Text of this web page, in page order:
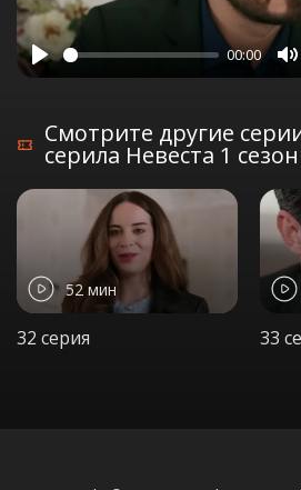
Play
00:00
Смотрите другие
серила Невеста 1 сезон
52 мин
32 серия 33